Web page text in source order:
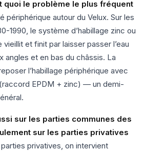
quoi le problème le plus fréquent
périphérique autour du Velux. Sur les
1990, le système d’habillage zinc ou
et finit par laisser passer l’eau
et en bas du châssis. La
l’habillage périphérique avec
EPDM + zinc) — un demi-
sur les parties communes des
sur les parties privatives
privatives, on intervient